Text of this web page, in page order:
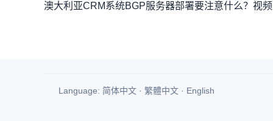
澳大利亚CRM系统BGP服务器部署要注意什么？ 视
Language: 简体中文 · 繁體中文 · English